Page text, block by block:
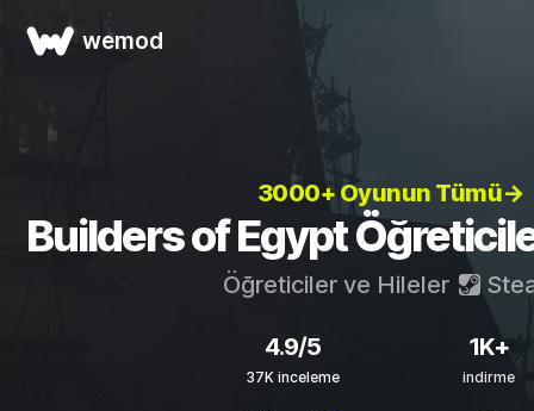
wemod
3000+ Oyunun Tümü→
Builders of Egypt
Öğreticiler ve Hileler
4.9/5
37K inceleme
1K+
indirme